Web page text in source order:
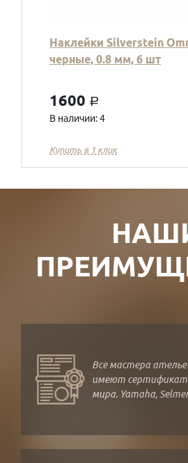
Наклейки Silverstein
черные, 0.8 мм, 6 шт
1600 a
В наличии: 4
Купить в 1 клик
Все мастера
имеют
мира. Yamaha,